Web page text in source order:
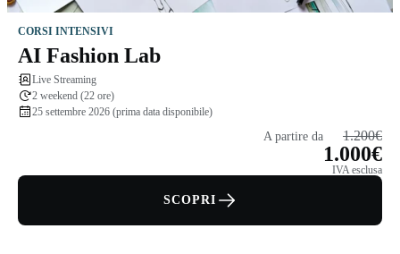
CORSI INTENSIVI
AI Fashion Lab
Live Streaming
2 weekend (22 ore)
25 settembre 2026 (prima data disponibile)
A partire da 1.200€
1.000€
IVA esclusa
SCOPRI